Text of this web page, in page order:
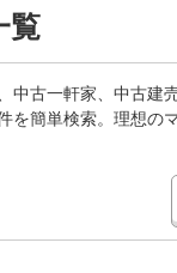
覧
古一軒家、中古建
簡単検索。理想の